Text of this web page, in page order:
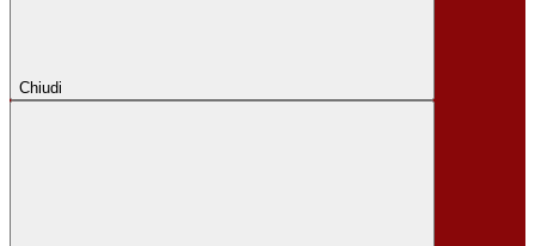
Chiudi